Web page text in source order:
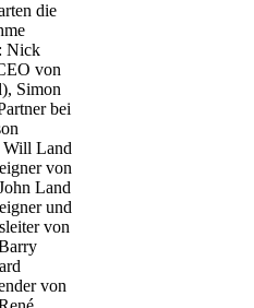
die
Nick
von
Simon
bei
Will Land
von
Land
und
von
von